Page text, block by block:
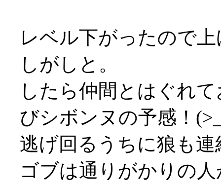
レベル下がったので
しがしと。
したら仲間とはぐれ
びシボンヌの予感！
逃げ回るうちに狼も
ゴブは通りがかりの